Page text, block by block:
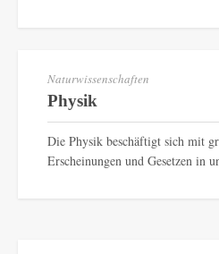
Naturwissenschaften
Physik
Die Physik beschäftigt sich mit
Erscheinungen und Gesetzen in